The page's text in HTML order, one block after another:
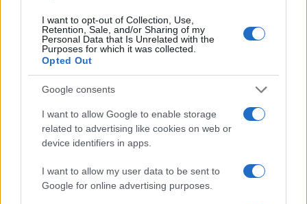
I want to opt-out of Collection, Use,
Retention, Sale, and/or Sharing of my
Personal Data that Is Unrelated with the
Purposes for which it was collected.
Opted Out
Google consents
I want to allow Google to enable storage
related to advertising like cookies on web or
device identifiers in apps.
I want to allow my user data to be sent to
Google for online advertising purposes.
Condividi l'articolo
F
a
ce
b
o
o
k
T
w
it
te
r
Pi
n
te
re
st
W
h
s
A
p
p
S
h
re
Prossimo articolo
NOTIZIE RECENTI